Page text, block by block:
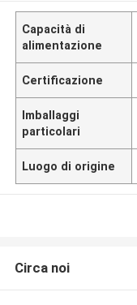
Capacità di
alimentazione
Certificazione
Imballaggi
particolari
Luogo di origine
Circa noi